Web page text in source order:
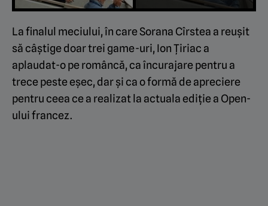
La finalul meciului, în care Sorana Cîrstea a reușit
să câștige doar trei game-uri, Ion Țiriac a
aplaudat-o pe româncă, ca încurajare pentru a
trece peste eșec, dar și ca o formă de apreciere
pentru ceea ce a realizat la actuala ediție a Open-
ului francez.